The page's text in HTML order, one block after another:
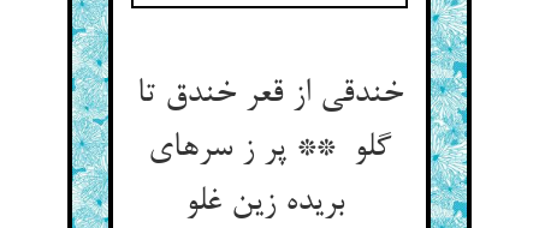
خندقی از قعر خندق تا
گلو ** پر ز سرهای
بریده زین غلو